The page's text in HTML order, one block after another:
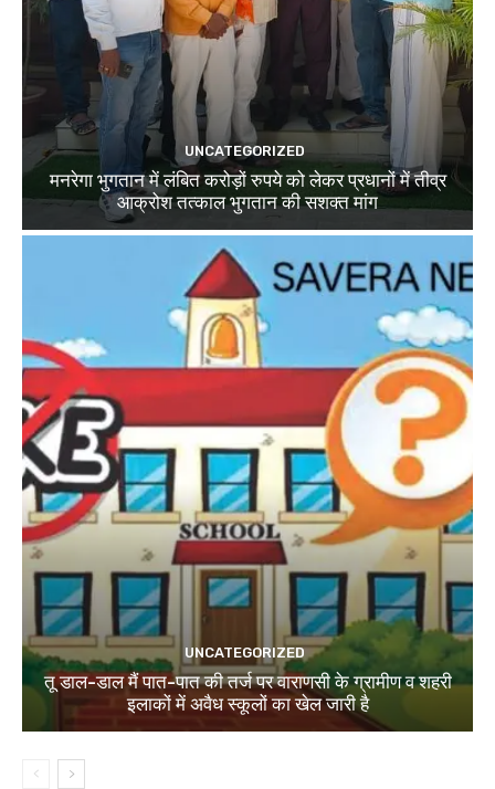
UNCATEGORIZED
मनरेगा भुगतान में लंबित करोड़ों रुपये को लेकर प्रधानों में तीव्र
आक्रोश तत्काल भुगतान की सशक्त मांग
UNCATEGORIZED
तू डाल-डाल मैं पात-पात की तर्ज पर वाराणसी के ग्रामीण व शहरी
इलाकों में अवैध स्कूलों का खेल जारी है